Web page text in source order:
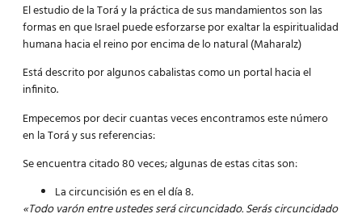
El estudio de la Torá y la práctica de sus mandamientos son las
formas en que Israel puede esforzarse por exaltar la espiritualidad
humana hacia el reino por encima de lo natural (Maharalz)
Está descrito por algunos cabalistas como un portal hacia el
infinito.
Empecemos por decir cuantas veces encontramos este número
en la Torá y sus referencias:
Se encuentra citado 80 veces; algunas de estas citas son:
La circuncisión es en el día 8.
«Todo varón entre ustedes será circuncidado. Serás circuncidado